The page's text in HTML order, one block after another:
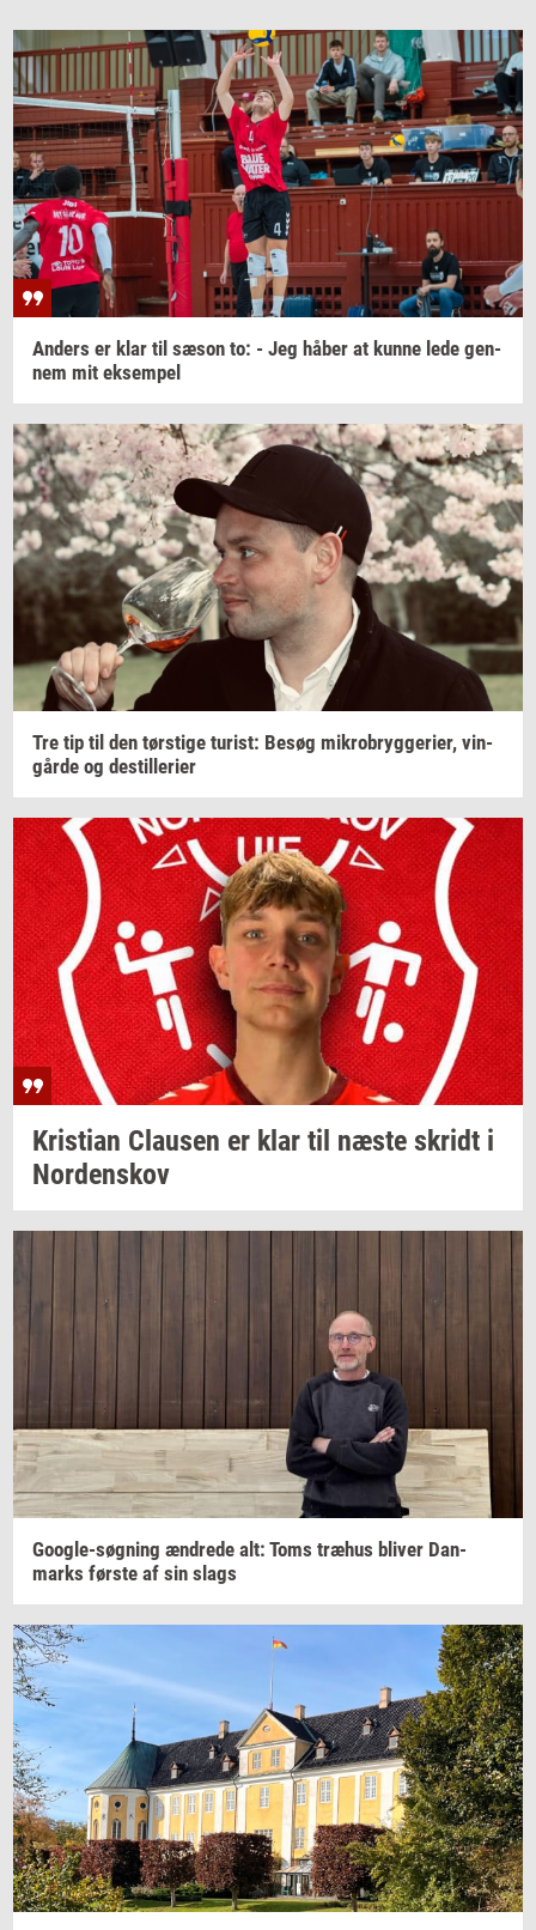
An­ders er klar til sæson to: - Jeg håber at kunne lede gen­
nem mit ek­sem­pel
Tre tip til den tørsti­ge turist: Besøg mi­kro­bryg­ge­ri­er, vin­
går­de og destil­le­ri­er
Kri­sti­an Clau­sen er klar til næste skridt i
Nor­denskov
Google-​søgning æn­dre­de alt: Toms træhus bli­ver Dan­
marks før­ste af sin slags